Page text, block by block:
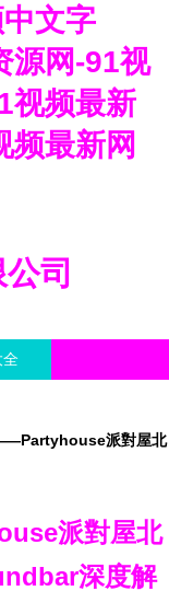
文字
源网-91视
视频最新
频最新网
司
全
派對屋北
派對屋北
深度解